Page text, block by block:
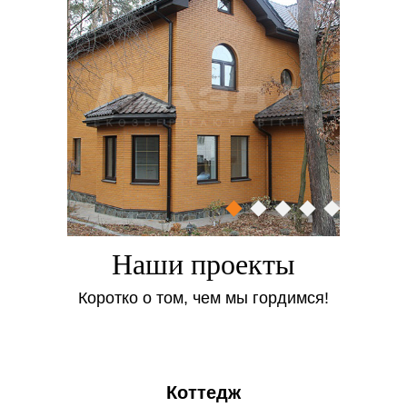
Требуемый цвет и фактура оконного профиля.
Долговечность и надежность. После ламинации
окну не страшна влага, солнечные лучи,
механические и химические воздействия.
Практичность. Пленки обладают
антистатическими свойствами, поэтому к ним не
прилипает пыль, грязь и прочий мусор.
Удобство. В отличие от деревянных аналогов,
ламинированные пластиковые окна не нуждаются
в обработке лаком, перекрашивании или
устранении дефектов на лакокрасочных покрытиях.
Большой выбор расцветок.
на профиль наносится пленка Renolit, которая
Наши проекты
Коротко о том, чем мы гордимся!
Коттедж